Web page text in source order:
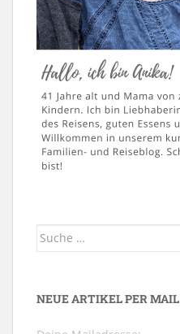
Suche
NEUE ARTIKEL PER MAIL